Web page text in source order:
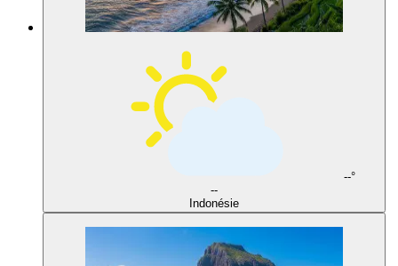
--°
--
Indonésie